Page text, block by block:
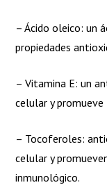
– Ácido oleico: un
propiedades
– Vitamina E: un
celular y
– Tocoferoles:
celular y
inmunológico.